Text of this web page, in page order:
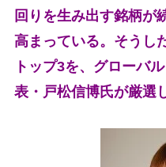
回りを生み出す銘柄が
高まっている。そうし
トップ3を、グローバ
表・戸松信博氏が厳選